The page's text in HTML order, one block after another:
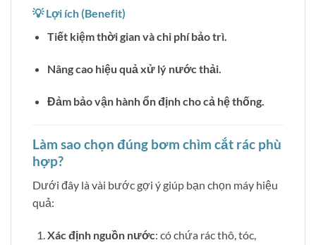
💡 Lợi ích (Benefit)
Tiết kiệm thời gian và chi phí bảo trì.
Nâng cao hiệu quả xử lý nước thải.
Đảm bảo vận hành ổn định cho cả hệ thống.
Làm sao chọn đúng bơm chìm cắt rác phù
hợp?
Dưới đây là vài bước gợi ý giúp bạn chọn máy hiệu
quả:
Xác định nguồn nước: có chứa rác thô, tóc,